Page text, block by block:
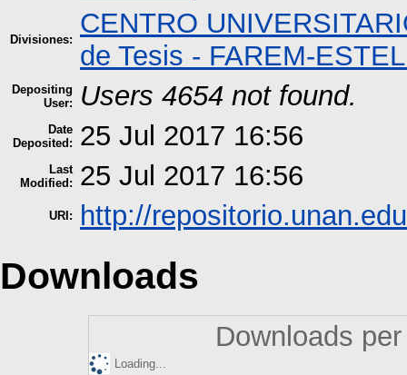
Divisiones:
CENTRO
de Tesis - FAREM-
Depositing
User:
Users 4654 not found.
Date
Deposited:
25 Jul 2017 16:56
Last
Modified:
25 Jul 2017 16:56
URI: http://
Downloads
Downloads
Loading...